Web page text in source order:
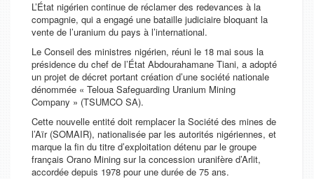
L’État nigérien continue de réclamer des redevances à la
compagnie, qui a engagé une bataille judiciaire bloquant la
vente de l’uranium du pays à l’international.
Le Conseil des ministres nigérien, réuni le 18 mai sous la
présidence du chef de l’État Abdourahamane Tiani, a adopté
un projet de décret portant création d’une société nationale
dénommée « Teloua Safeguarding Uranium Mining
Company » (TSUMCO SA).
Cette nouvelle entité doit remplacer la Société des mines de
l’Aïr (SOMAIR), nationalisée par les autorités nigériennes, et
marque la fin du titre d’exploitation détenu par le groupe
français Orano Mining sur la concession uranifère d’Arlit,
accordée depuis 1978 pour une durée de 75 ans.